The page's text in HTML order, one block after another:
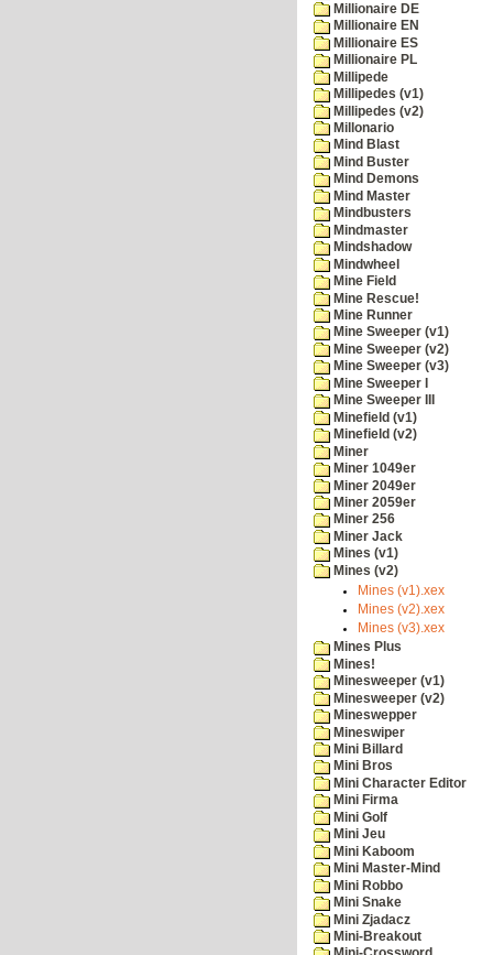
Millionaire DE
Millionaire EN
Millionaire ES
Millionaire PL
Millipede
Millipedes (v1)
Millipedes (v2)
Millonario
Mind Blast
Mind Buster
Mind Demons
Mind Master
Mindbusters
Mindmaster
Mindshadow
Mindwheel
Mine Field
Mine Rescue!
Mine Runner
Mine Sweeper (v1)
Mine Sweeper (v2)
Mine Sweeper (v3)
Mine Sweeper I
Mine Sweeper III
Minefield (v1)
Minefield (v2)
Miner
Miner 1049er
Miner 2049er
Miner 2059er
Miner 256
Miner Jack
Mines (v1)
Mines (v2)
Mines (v1).xex
Mines (v2).xex
Mines (v3).xex
Mines Plus
Mines!
Minesweeper (v1)
Minesweeper (v2)
Mineswepper
Mineswiper
Mini Billard
Mini Bros
Mini Character Editor
Mini Firma
Mini Golf
Mini Jeu
Mini Kaboom
Mini Master-Mind
Mini Robbo
Mini Snake
Mini Zjadacz
Mini-Breakout